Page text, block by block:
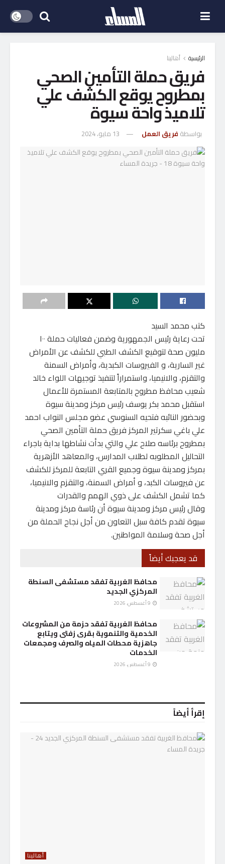
الرئيسية أهالينا
فريق حملة التأمين الصحي
بمطروح يوقع الكشف علي
تلاميذ واحة سيوة
بواسطة فريق العمل 13 مايو، 2024
كتب محمد السيد
تحت رعاية رئيس الجمهورية وضمن فعاليات حملة ١٠٠
مليون صحة لتوقيع الكشف الطبي للكشف عن الأمراض
غير السارية، و الفيروسات الكبدية، وأمراض السمنة
والتقزم، والانيميا، واستمراراً لتنفيذ توجيهات اللواء خالد
شعيب محافظ مطروح بالمتابعة المستمرة للأعمال
استقبل محمد بكر يوسف رئيس مركز ومدينة سيوة
وبحضور النائبه فتحيه السنوسي عضو مجلس النواب احمد
علي باغي سكرتير المركز فريق حملة التأمين الصحي
بمطروح برئاسه صلاح علي والتي بدأت نشاطها بداية باجراء
التحاليل المطلوبه لطلاب المدارس، والمعاهد الأزهرية
بمركز ومدينة سيوة وجميع القري التابعة للمركز للكشف
عن فيروسات الكبد، و أمراض السمنة، والتقزم والانيميا،
كما تشمل الكشف على ذوي الهمم والقدرات
وقال رئيس مركز ومدينة سيوة أن رئاسة مركز ومدينة
سيوة تقدم كافة سبل التعاون من أجل نجاح الحملة من
أجل صحة وسلامة المواطنين.
قد يعجبك أيضاً
محافظ الغربية تفقد مستشفى السنطة
المركزي الجديد
محافظ الغربية تفقد حزمة من المشروعات
الخدمية والتنموية بقرى زفتى ويتابع
جاهزية محطات المياه والصرف ومجمعات
الخدمات
إقرأ أيضاً
أهالينا